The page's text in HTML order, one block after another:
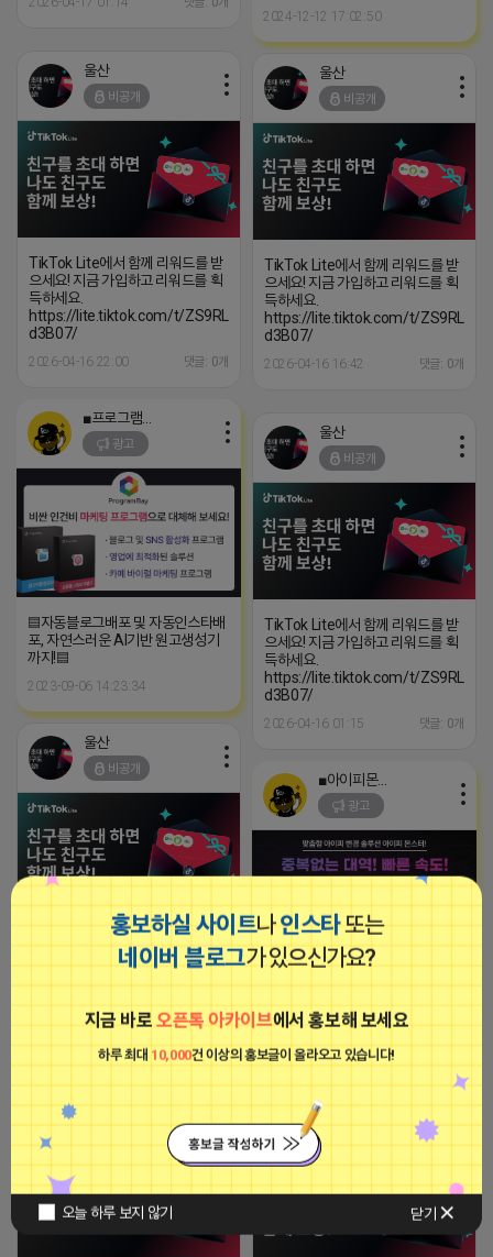
홍보하실 사이트나인스타또는
네이버 블로그가 있으신가요?
지금 바로오픈톡 아카이브에서 홍보해 보세요
하루 최대10,000건 이상의 홍보글이 올라오고 있습니다!
오늘 하루 보지 않기 닫기
2024-12-12 17:02:50
울산
비공개
TikTok Lite에서 함께 리워드를 받
으세요! 지금 가입하고 리워드를 획
득하세요.
https://lite.tiktok.com/t/ZS9RLRxdPyLDK-
d3B07/
2026-04-16 22:00 댓글: 0개
울산
비공개
TikTok Lite에서 함께 리워드를 받
으세요! 지금 가입하고 리워드를 획
득하세요.
https://lite.tiktok.com/t/
d3B07/
2026-04-16 16:42 댓글: 0개
광고
▤자동블로그배포 및 자동인스타배
포, 자연스러운 AI기반 원고생성기
까지!▤
2023-09-06 14:23:34
울산
비공개
TikTok Lite에서 함께 리워드를 받
으세요! 지금 가입하고 리워드를 획
득하세요.
https://lite.tiktok.com/t/
d3B07/
2026-04-16 01:15 댓글: 0개
울산
비공개
TikTok Lite에서 함께 리워드를 받
으세요! 지금 가입하고 리워드를 획
득하세요.
https://lite.tiktok.com/t/ZS9RLRxdPyLDK-
d3B07/
댓글: 0개
■아이피몬스터■
광고
[아이피몬스터] 전국 최저가 마케팅
용 KT아이피서비스!!
2023-09-06 14:23:39
울산
비공개